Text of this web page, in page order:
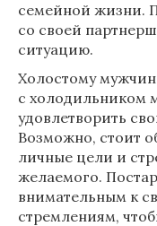
семейной жизни.
со своей
ситуацию.
Холостому
с холодильником
удовлетворить
Возможно, стоит
личные цели и
желаемого.
внимательным к
стремлениям,